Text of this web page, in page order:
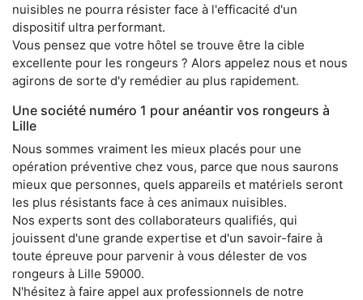
nuisibles ne pourra résister face à l'efficacité d'un
dispositif ultra performant.
Vous pensez que votre hôtel se trouve être la cible
excellente pour les rongeurs ? Alors appelez nous et nous
agirons de sorte d'y remédier au plus rapidement.
Une société numéro 1 pour anéantir vos rongeurs à
Lille
Nous sommes vraiment les mieux placés pour une
opération préventive chez vous, parce que nous saurons
mieux que personnes, quels appareils et matériels seront
les plus résistants face à ces animaux nuisibles.
Nos experts sont des collaborateurs qualifiés, qui
jouissent d'une grande expertise et d'un savoir-faire à
toute épreuve pour parvenir à vous délester de vos
rongeurs à Lille 59000.
N'hésitez à faire appel aux professionnels de notre